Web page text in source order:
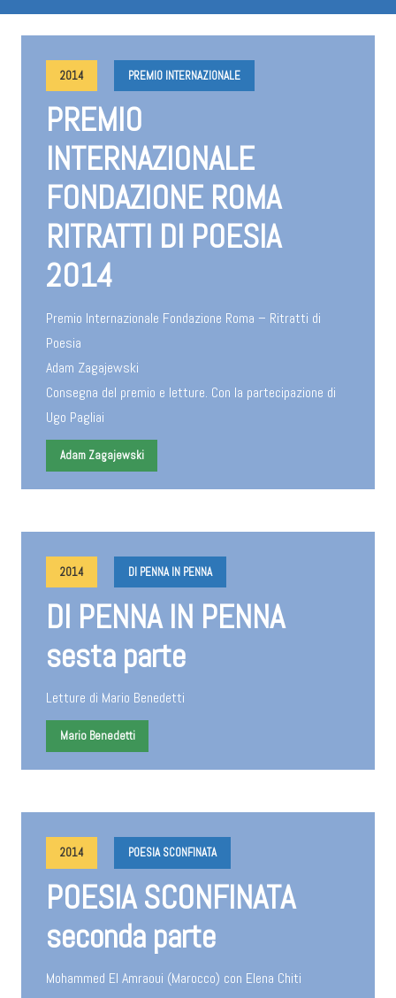
2014 PREMIO INTERNAZIONALE
PREMIO
INTERNAZIONALE
FONDAZIONE ROMA
RITRATTI DI POESIA
2014
Premio Internazionale Fondazione Roma – Ritratti di
Poesia
Adam Zagajewski
Consegna del premio e letture. Con la partecipazione di
Ugo Pagliai
Adam Zagajewski
2014 DI PENNA IN PENNA
DI PENNA IN PENNA
sesta parte
Letture di Mario Benedetti
Mario Benedetti
2014 POESIA SCONFINATA
POESIA SCONFINATA
seconda parte
Mohammed El Amraoui (Marocco) con Elena Chiti